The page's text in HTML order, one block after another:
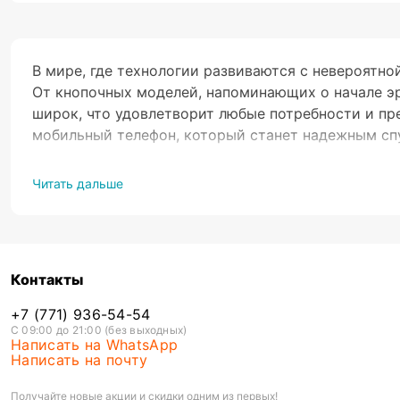
В мире, где технологии развиваются с
От кнопочных моделей, напоминающих о начале
широк, что удовлетворит любые потребности и
мобильный телефон, который станет надежным
Казалось бы, чем «кирпич» обыгрывает флагман?
По статистике, около 30% людей до сих пор
свои объяснения на этот счет, но можно
устройства; - снижение информационного шума
долговечность составляющих; - безопасность
Читать дальше
Контакты
+7 (771) 936-54-54
С 09:00 до 21:00 (без выходных)
Написать на WhatsApp
Написать на почту
Получайте новые акции и скидки одним из первых!